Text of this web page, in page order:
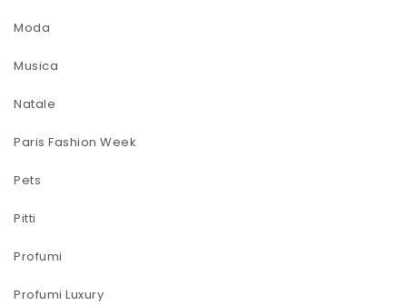
Moda
Musica
Natale
Paris Fashion Week
Pets
Pitti
Profumi
Profumi Luxury